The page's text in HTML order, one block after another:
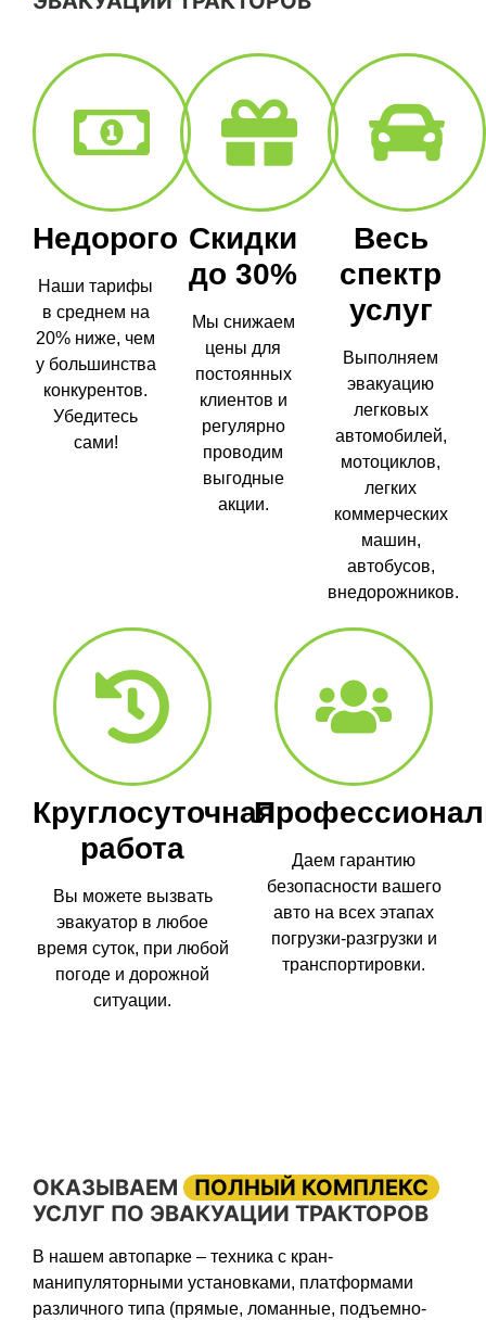
Недорого
Наши тарифы
в среднем на
20% ниже, чем
у большинства
конкурентов.
Убедитесь
сами!
Скидки
до 30%
Мы снижаем
цены для
постоянных
клиентов и
регулярно
проводим
выгодные
акции.
Весь
спектр
услуг
Выполняем
эвакуацию
легковых
автомобилей,
мотоциклов,
легких
коммерческих
машин,
автобусов,
внедорожников.
Круглосуточная
работа
Вы можете вызвать
эвакуатор в любое
время суток, при любой
погоде и дорожной
ситуации.
Даем гарантию
безопасности вашего
авто на всех этапах
погрузки-разгрузки и
транспортировки.
ОКАЗЫВАЕМ
ПОЛНЫЙ КОМПЛЕКС
УСЛУГ ПО ЭВАКУАЦИИ ТРАКТОРОВ
В нашем автопарке – техника с кран-
манипуляторными установками, платформами
различного типа (прямые, ломанные, подъемно-